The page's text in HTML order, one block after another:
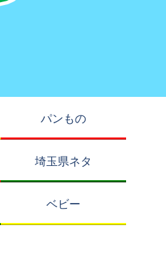
パンもの
埼玉県ネタ
ベビー